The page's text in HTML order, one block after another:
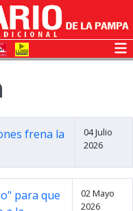
frena la
04 Julio
2026
para que
02 Mayo
2026